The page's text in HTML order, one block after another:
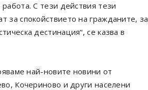
С тези действия тези
за спокойствието на гражданите, за
дестинация“, се казва в
най-новите новини от
Кочериново и други населени